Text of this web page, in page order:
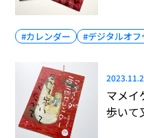
#カレンダー #デジタルオ
マメイ
歩いて